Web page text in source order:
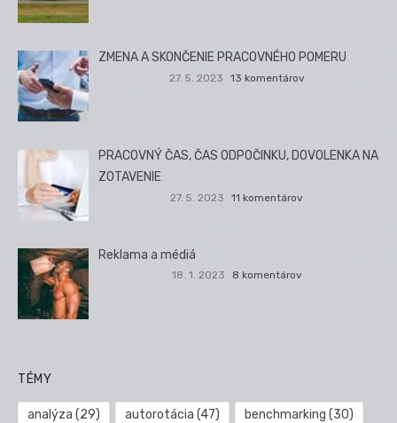
ZMENA A SKONČENIE PRACOVNÉHO POMERU
27. 5. 2023 13 komentárov
PRACOVNÝ ČAS, ČAS ODPOČINKU, DOVOLENKA NA
ZOTAVENIE
27. 5. 2023 11 komentárov
Reklama a médiá
18. 1. 2023 8 komentárov
TÉMY
analýza (29) autorotácia (47) benchmarking (30)